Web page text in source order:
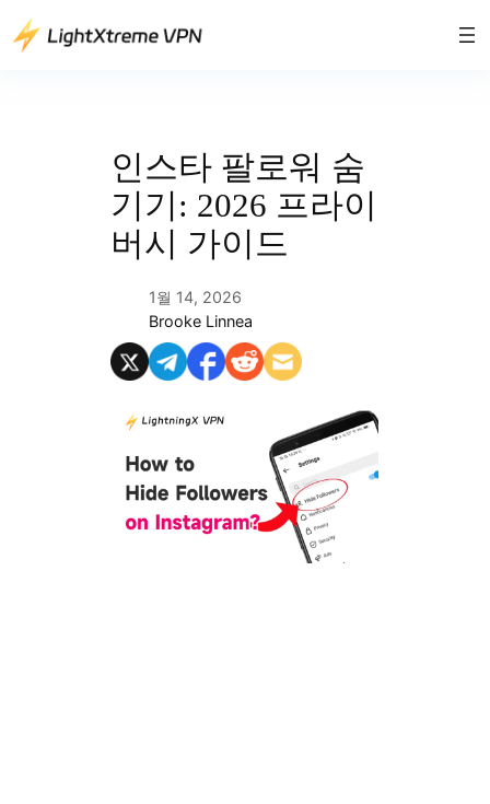
텐
인스타 팔로워 숨
기기: 2026 프라이
버시 가이드
1월 14, 2026
Brooke Linnea